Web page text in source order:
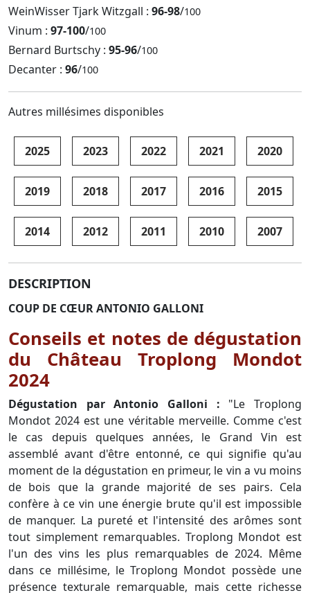
WeinWisser Tjark Witzgall : 96-98/100
Vinum : 97-100/100
Bernard Burtschy : 95-96/100
Decanter : 96/100
Autres millésimes disponibles
2025 2023 2022 2021 2020
2019 2018 2017 2016 2015
2014 2012 2011 2010 2007
DESCRIPTION
COUP DE CŒUR ANTONIO GALLONI
Conseils et notes de dégustation
du Château Troplong Mondot
2024
Dégustation par Antonio Galloni : "Le Troplong
Mondot 2024 est une véritable merveille. Comme c'est
le cas depuis quelques années, le Grand Vin est
assemblé avant d'être entonné, ce qui signifie qu'au
moment de la dégustation en primeur, le vin a vu moins
de bois que la grande majorité de ses pairs. Cela
confère à ce vin une énergie brute qu'il est impossible
de manquer. La pureté et l'intensité des arômes sont
tout simplement remarquables. Troplong Mondot est
l'un des vins les plus remarquables de 2024. Même
dans ce millésime, le Troplong Mondot possède une
présence texturale remarquable, mais cette richesse